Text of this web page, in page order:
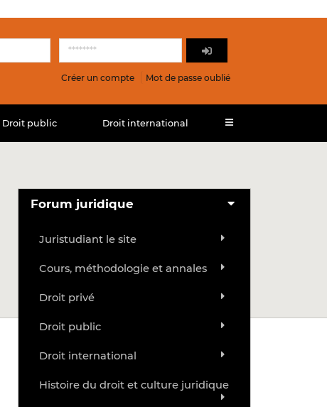
Créer un compte Mot de passe oublié
Droit public Droit international
Forum juridique
Juristudiant le site
Cours, méthodologie et annales
Droit privé
Droit public
Droit international
Histoire du droit et culture juridique